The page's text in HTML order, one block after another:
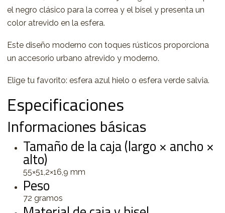
el negro clásico para la correa y el bisel y presenta un
color atrevido en la esfera.
Este diseño moderno con toques rústicos proporciona
un accesorio urbano atrevido y moderno.
Elige tu favorito: esfera azul hielo o esfera verde salvia.
Especificaciones
Informaciones básicas
Tamaño de la caja (largo × ancho ×
alto)
55×51,2×16,9 mm
Peso
72 gramos